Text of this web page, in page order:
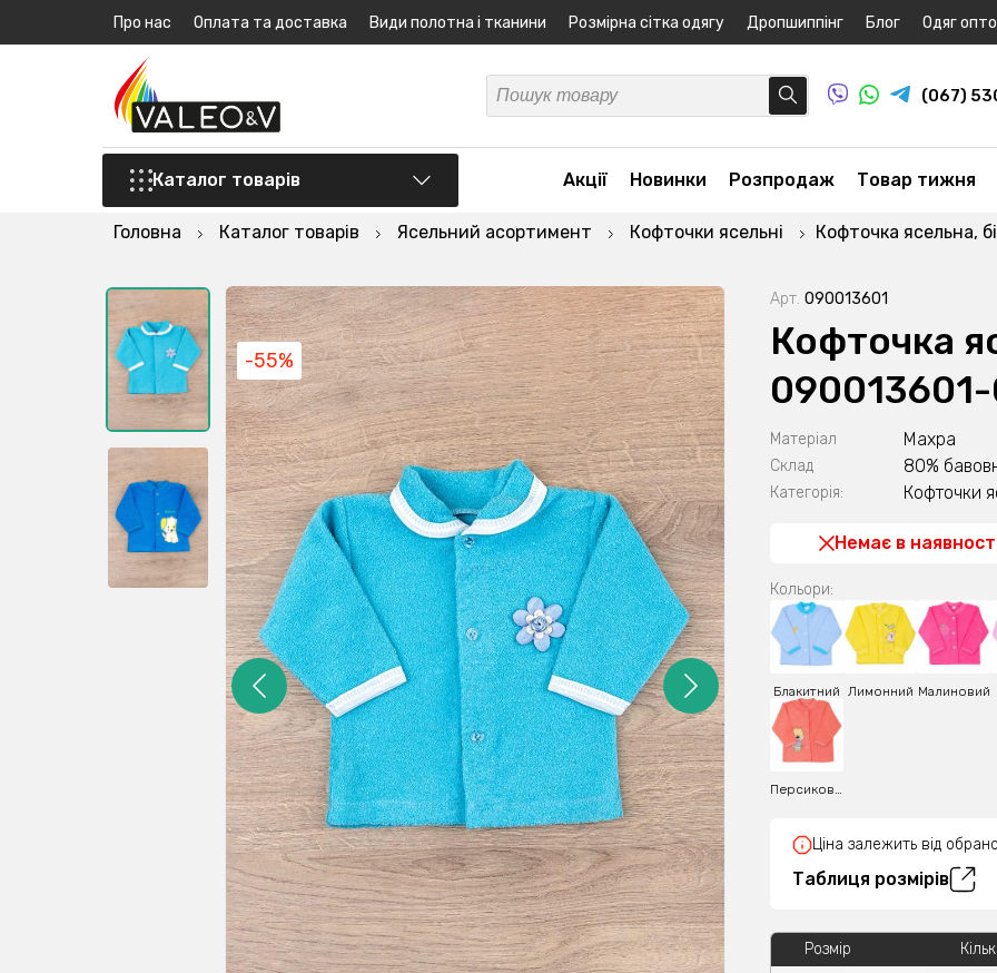
Про нас Оплата та доставка Види полотна і тканини Розмірна сітка одягу Дропшиппінг Блог Одяг
(067)
Каталог товарів Акції Новинки Розпродаж Товар тижня
Головна Каталог товарів Ясельний асортимент Кофточки ясельні Кофточка ясельна,
-55%
Арт. 090013601
Кофточка
Матеріал Махра
Склад 80%
Категорія: Кофточки
Немає в
Кольори:
Блакитний Лимонний Малиновий
Персиковий
Ціна залежить від
Таблиця розмірів
Розмір